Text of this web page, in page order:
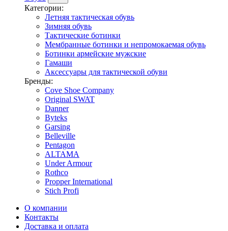
Категории:
Летняя тактическая обувь
Зимняя обувь
Тактические ботинки
Мембранные ботинки и непромокаемая обувь
Ботинки армейские мужские
Гамаши
Аксессуары для тактической обуви
Бренды:
Cove Shoe Company
Original SWAT
Danner
Byteks
Garsing
Belleville
Pentagon
ALTAMA
Under Armour
Rothco
Propper International
Stich Profi
О компании
Контакты
Доставка и оплата